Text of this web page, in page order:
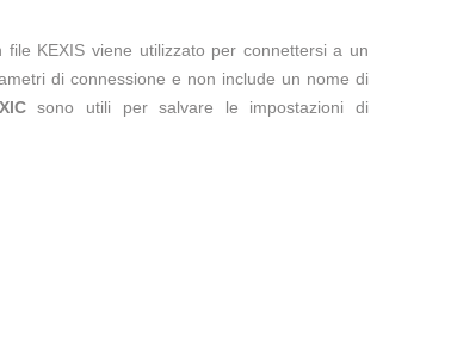
KEXIS viene utilizzato per connettersi a un
di connessione e non include un nome di
sono utili per salvare le impostazioni di